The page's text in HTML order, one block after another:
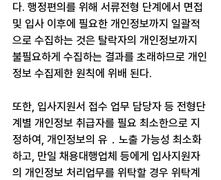
다. 행정편의를 위해 서류전형 단계에서 면접
및 입사 이후에 필요한 개인정보까지 일괄적
으로 수집하는 것은 탈락자의 개인정보까지
불필요하게 수집하는 결과를 초래하므로 개인
정보 수집제한 원칙에 위배 된다.
또한, 입사지원서 접수 업무 담당자 등 전형단
계별 개인정보 취급자를 필요 최소한으로 지
정하여, 개인정보의 유 ․ 노출 가능성 최소화
하고, 만일 채용대행업체 등에게 입사지원자
의 개인정보 처리업무를 위탁할 경우 위탁계